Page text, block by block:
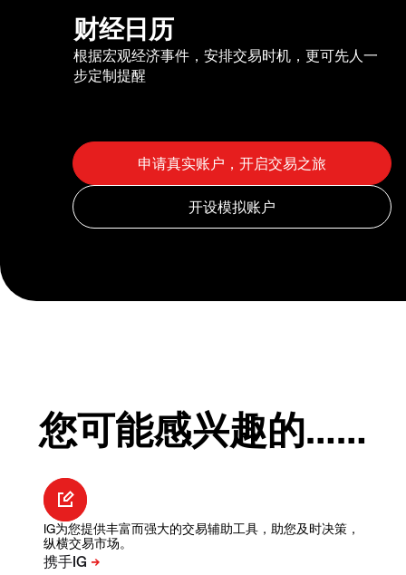
财经日历
根据宏观经济事件，安排交易时机，更可先人一
步定制提醒
您可能感兴趣的……
IG为您提供丰富而强大的交易辅助工具，助您及时决策，
纵横交易市场。